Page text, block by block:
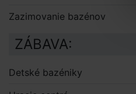
Zazimovanie bazénov
ZÁBAVA:
Detské bazéniky